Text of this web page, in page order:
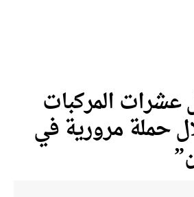
عشرات المركبات
حملة مرورية في